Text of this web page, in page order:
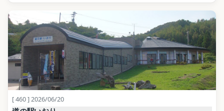
写真: アラツク / CC BY-SA 4.0（Wikimedia Commons）
地点データ: Wikidata (CC0)
[ 460 ] 2026/06/20